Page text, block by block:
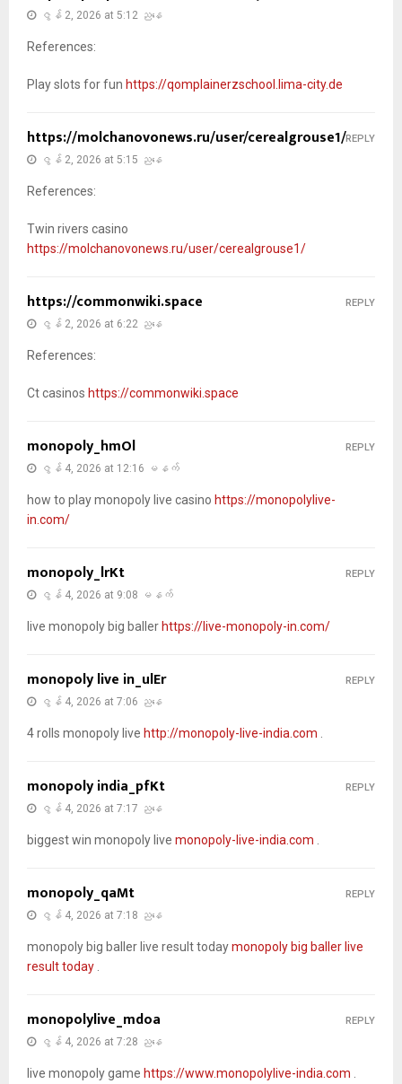
ဇွန် 2, 2026 at 5:12 ညနေ
References:
Play slots for fun https://qomplainerzschool.lima-city.de
https://molchanovonews.ru/user/cerealgrouse1/
ဇွန် 2, 2026 at 5:15 ညနေ
References:
Twin rivers casino
https://molchanovonews.ru/user/cerealgrouse1/
REPLY
https://commonwiki.space
ဇွန် 2, 2026 at 6:22 ညနေ
References:
Ct casinos https://commonwiki.space
REPLY
monopoly_hmOl
ဇွန် 4, 2026 at 12:16 မနက်
how to play monopoly live casino https://monopolylive-
in.com/
REPLY
monopoly_lrKt
ဇွန် 4, 2026 at 9:08 မနက်
live monopoly big baller https://live-monopoly-in.com/
REPLY
monopoly live in_ulEr
ဇွန် 4, 2026 at 7:06 ညနေ
4 rolls monopoly live http://monopoly-live-india.com
REPLY
monopoly india_pfKt
ဇွန် 4, 2026 at 7:17 ညနေ
biggest win monopoly live monopoly-live-india.com
REPLY
monopoly_qaMt
ဇွန် 4, 2026 at 7:18 ညနေ
monopoly big baller live result todaymonopoly big baller live
result today
REPLY
monopolylive_mdoa
ဇွန် 4, 2026 at 7:28 ညနေ
live monopoly game https://www.monopolylive-india.com
REPLY